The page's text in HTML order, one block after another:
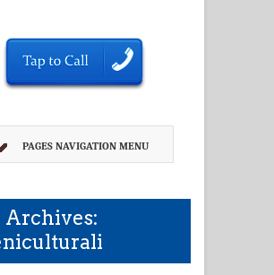
PAGES NAVIGATION MENU
Archives: